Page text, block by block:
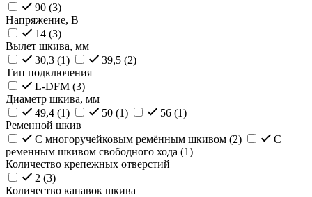
90 (3)
Напряжение, В
14 (3)
Вылет шкива, мм
30,3 (1) 39,5 (2)
Тип подключения
L-DFM (3)
Диаметр шкива, мм
49,4 (1) 50 (1) 56 (1)
Ременной шкив
С многоручейковым ремённым шкивом (2)
С
ременным шкивом свободного хода (1)
Количество крепежных отверстий
2 (3)
Количество канавок шкива